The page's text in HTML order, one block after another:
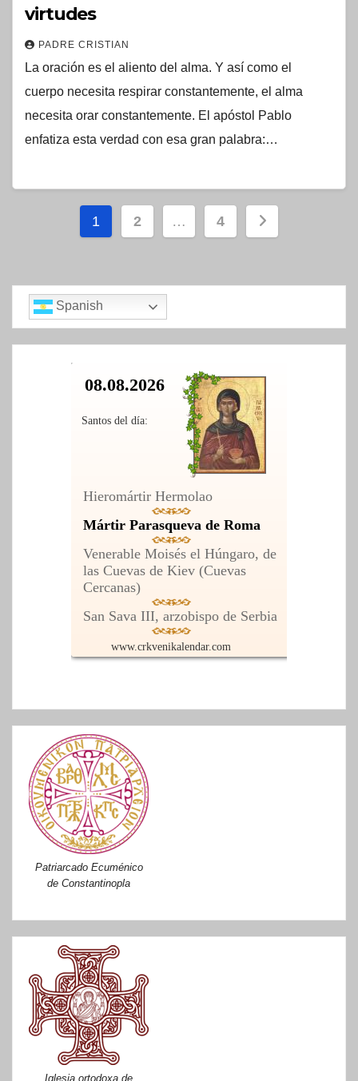
virtudes
PADRE CRISTIAN
La oración es el aliento del alma. Y así como el
cuerpo necesita respirar constantemente, el alma
necesita orar constantemente. El apóstol Pablo
enfatiza esta verdad con esa gran palabra:…
Paginación
entradas
1 2 … 4
Spanish
Patriarcado Ecuménico
de Constantinopla
Iglesia ortodoxa de